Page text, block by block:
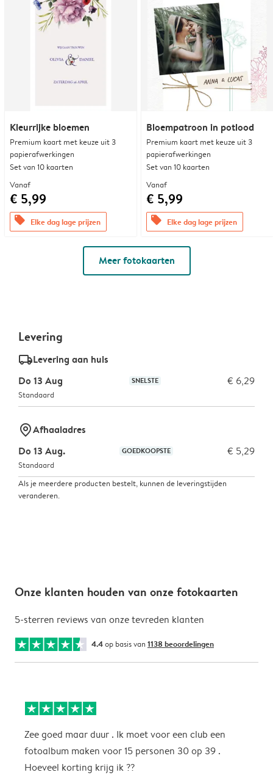
Kleurrijke bloemen
Premium kaart met keuze uit 3
papierafwerkingen
Set van 10 kaarten
Vanaf
€ 5,99
offers Elke dag lage prijzen
Bloempatroon in potlood
Premium kaart met keuze uit 3
papierafwerkingen
Set van 10 kaarten
Vanaf
€ 5,99
offers Elke dag lage prijzen
Meer fotokaarten
Levering
delivery_standard_v2Levering aan huis
Do 13 Aug
SNELSTE € 6,29
Standaard
marker-pinAfhaaladres
Do 13 Aug.
GOEDKOOPSTE € 5,29
Standaard
Als je meerdere producten bestelt, kunnen de leveringstijden
veranderen.
Onze klanten houden van onze fotokaarten
5-sterren reviews van onze tevreden klanten
4.4op basis van 1138 beoordelingen
Zee goed maar duur . Ik moet voor een club een
fotoalbum maken voor 15 personen 30 op 39 .
Hoeveel korting krijg ik ??